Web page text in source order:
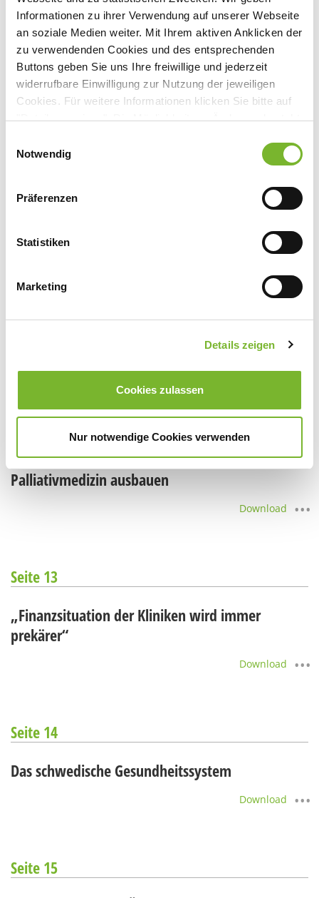
Informationen zu ihrer Verwendung auf unserer Webseite
an soziale Medien weiter. Mit Ihrem aktiven Anklicken der
zu verwendenden Cookies und des entsprechenden
Buttons geben Sie uns Ihre freiwillige und jederzeit
widerrufbare Einwilligung zur Nutzung der jeweiligen
Cookies. Für weitere Informationen klicken Sie bitte auf
"Details anzeigen". Die Möglichkeit zur Änderung besteht
Datenschutzerklärung
Notwendig
Präferenzen
Statistiken
Marketing
Details zeigen
Cookies zulassen
Nur notwendige Cookies verwenden
Estrogene - Reduktion der Fertilität
Download
Ezetimib - Stellenwert
Download
Fentanyl - Atemstillstand
Download
Vorrang für Patienten-Autonomie?
Download
Palliativmedizin ausbauen
Download
Seite 13
„Finanzsituation der Kliniken wird immer
prekärer“
Download
Seite 14
Das schwedische Gesundheitssystem
Download
Seite 15